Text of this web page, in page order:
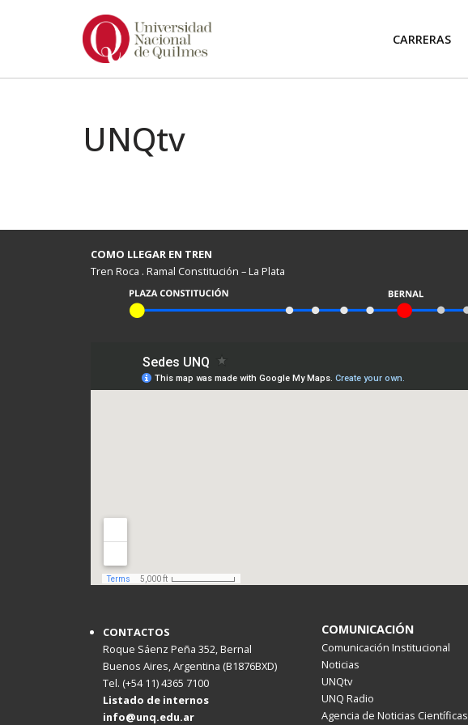
CARRERAS
UNQtv
COMO LLEGAR EN TREN
Tren Roca . Ramal Constitución – La Plata
CONTACTOS
Roque Sáenz Peña 352, Bernal
Buenos Aires, Argentina (B1876BXD)
Tel. (+54 11) 4365 7100
Listado de internos
info@unq.edu.ar
COMUNICACIÓN
Comunicación Institucional
Noticias
UNQtv
UNQ Radio
Agencia de Noticias Científicas